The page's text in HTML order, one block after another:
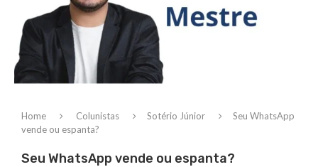
Home Colunistas Sotério Júnior
Seu WhatsApp
vende ou espanta?
Seu WhatsApp vende ou espanta?